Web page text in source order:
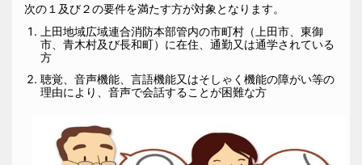
次の１及び２の要件を満たす方が対象となります。
上田地域広域連合消防本部管内の市町村（上田市、東御
市、青木村及び長和町）に在住、通勤又は通学されている
方
聴覚、音声機能、言語機能又はそしゃく機能の障がい等の
理由により、音声で会話することが困難な方